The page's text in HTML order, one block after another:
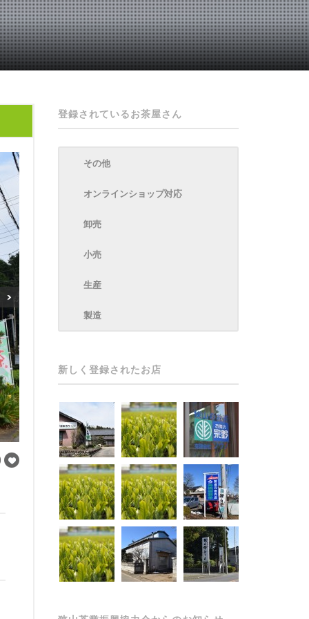
登録されているお茶屋さん
その他
オンラインショップ対応
卸売
小売
生産
製造
新しく登録されたお店